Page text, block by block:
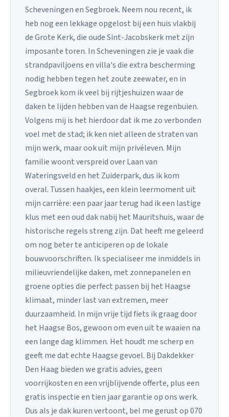
Scheveningen en Segbroek. Neem nou recent, ik
heb nog een lekkage opgelost bij een huis vlakbij
de Grote Kerk, die oude Sint-Jacobskerk met zijn
imposante toren. In Scheveningen zie je vaak die
strandpaviljoens en villa's die extra bescherming
nodig hebben tegen het zoute zeewater, en in
Segbroek kom ik veel bij rijtjeshuizen waar de
daken te lijden hebben van de Haagse regenbuien.
Volgens mij is het hierdoor dat ik me zo verbonden
voel met de stad; ik ken niet alleen de straten van
mijn werk, maar ook uit mijn privéleven. Mijn
familie woont verspreid over Laan van
Wateringsveld en het Zuiderpark, dus ik kom
overal. Tussen haakjes, een klein leermoment uit
mijn carrière: een paar jaar terug had ik een lastige
klus met een oud dak nabij het Mauritshuis, waar de
historische regels streng zijn. Dat heeft me geleerd
om nog beter te anticiperen op de lokale
bouwvoorschriften. Ik specialiseer me inmiddels in
milieuvriendelijke daken, met zonnepanelen en
groene opties die perfect passen bij het Haagse
klimaat, minder last van extremen, meer
duurzaamheid. In mijn vrije tijd fiets ik graag door
het Haagse Bos, gewoon om even uit te waaien na
een lange dag klimmen. Het houdt me scherp en
geeft me dat echte Haagse gevoel. Bij Dakdekker
Den Haag bieden we gratis advies, geen
voorrijkosten en een vrijblijvende offerte, plus een
gratis inspectie en tien jaar garantie op ons werk.
Dus als je dak kuren vertoont, bel me gerust op 070